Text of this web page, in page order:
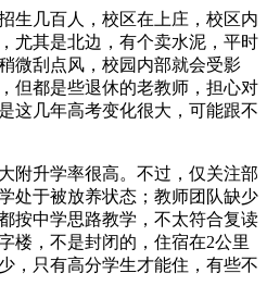
生几百人，校区在上庄，校区内
尤其是北边，有个卖水泥，平时
微刮点风，校园内部就会受影
但都是些退休的老教师，担心对
这几年高考变化很大，可能跟不
附升学率很高。不过，仅关注部
处于被放养状态；教师团队缺少
按中学思路教学，不太符合复读
楼，不是封闭的，住宿在2公里
，只有高分学生才能住，有些不